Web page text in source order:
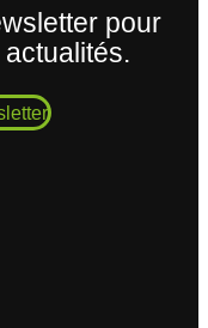
pour